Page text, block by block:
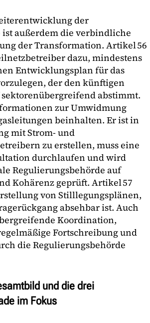
der
außerdem die verbindliche
der Transformation. Artikel 56
dazu, mindestens
Entwicklungsplan für das
der den künftigen
abstimmt.
zur Umwidmung
beinhalten. Er ist in
mit Strom- und
zu erstellen, muss eine
durchlaufen und wird
Regulierungsbehörde auf
Kohärenz geprüft. Artikel 57
von Stilllegungsplänen,
absehbar ist. Auch
Koordination,
Fortschreibung und
die Regulierungsbehörde
und die drei
im Fokus